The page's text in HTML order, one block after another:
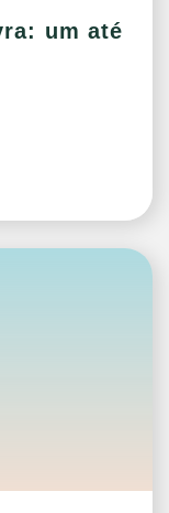
um até